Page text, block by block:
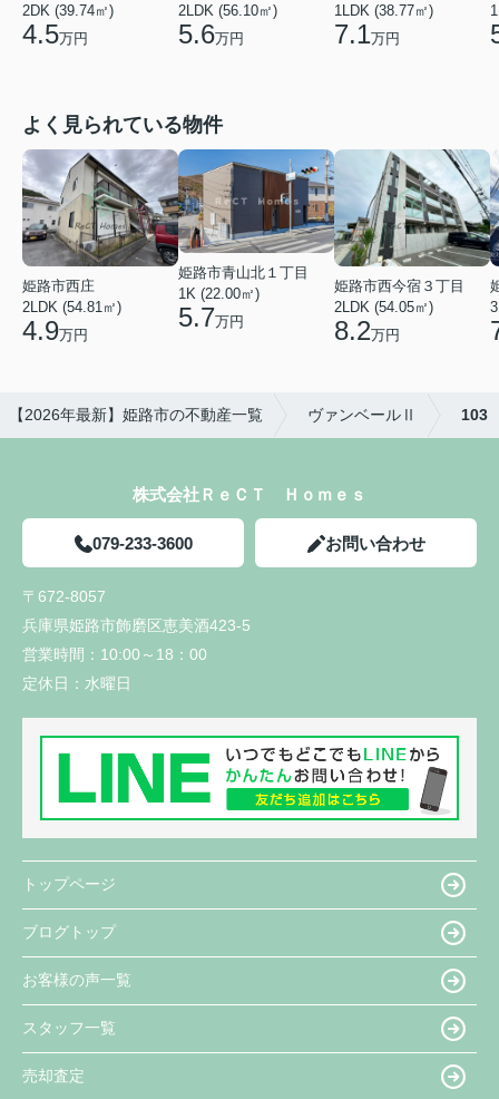
2DK (39.74㎡)
4.5万円
2LDK (56.10㎡)
5.6万円
1LDK (38.77㎡)
7.1万円
よく見られている物件
姫路市西庄
2LDK (54.81㎡)
4.9万円
姫路市青山北１丁目
1K (22.00㎡)
5.7万円
姫路市西今宿３丁目
2LDK (54.05㎡)
8.2万円
【2026年最新】姫路市の不動産一覧 ヴァンベールⅡ 103
株式会社ＲｅＣＴ Ｈｏｍｅｓ
079-233-3600 お問い合わせ
〒672-8057
兵庫県姫路市飾磨区恵美酒423-5
営業時間： 10:00～18：00
定休日： 水曜日
トップページ
ブログトップ
お客様の声一覧
スタッフ一覧
売却査定